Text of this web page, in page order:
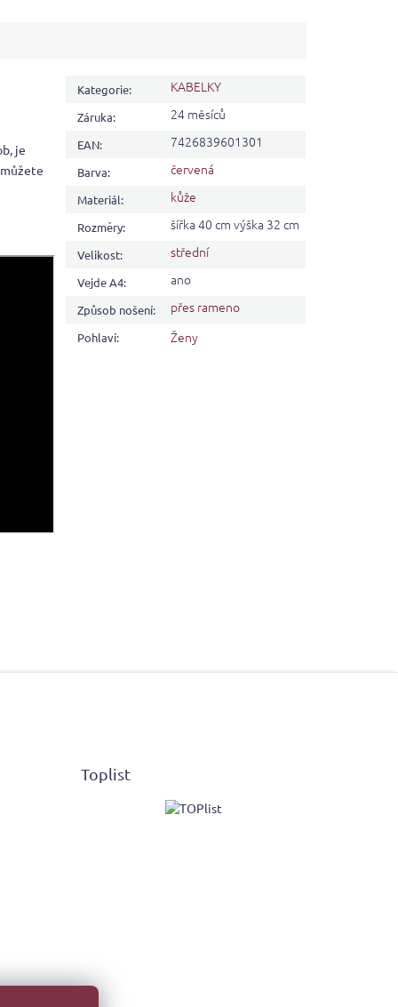
je
Kategorie: KABELKY
Záruka: 24 měsíců
EAN: 7426839601301
Barva: červená
Materiál: kůže
Rozměry: šířka 40 cm výška 32 cm
Velikost: střední
Vejde A4: ano
Způsob nošení: přes rameno
Pohlaví: Ženy
Toplist